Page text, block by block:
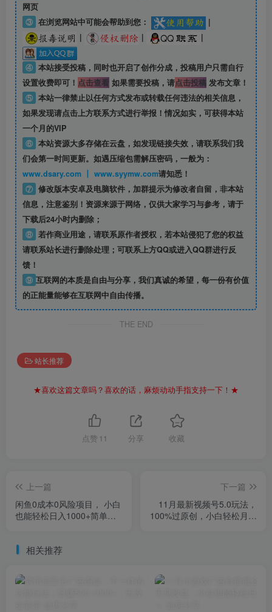
网页
③ 在浏览网站中可能会帮助到您：
|
|
| |
④ 本站接受投稿，同时也开启了创作分成，投稿用户只需自行
设置收费即可！ 点击查看如果需要投稿，请点击投稿发布文章！
⑤ 本站一律禁止以任何方式发布或转载任何违法的相关信息，
如果发现请点击上方联系方式进行举报！情况如实，可获得本站
一个月的VIP
⑥ 本站资源大多存储在云盘，如发现链接失效，请联系我们我
们会第一时间更新。如遇压缩包需解压密码，一般为：
www.dsary.com 丨 www.syymw.com请知悉！
⑦ 修改版本安卓及电脑软件，加群提示为修改者自留， 非本站
信息，注意鉴别！资源来源于网络，仅供大家学习与参考，请于
下载后24小时内删除；
⑧ 若作商业用途，请联系原作者授权，若本站侵犯了您的权益
请联系站长进行删除处理；可联系上方QQ或进入QQ群进行反
馈！
⑨ 互联网的本质是自由与分享，我们真诚的希望，每一份有价值
的正能量能够在互联网中自由传播。
THE END
站长推荐
★喜欢这篇文章吗？喜欢的话，麻烦动动手指支持一下！★
点赞 11 分享 收藏
上一篇
闲鱼0成本0风险项目， 小白
也能轻松日入1000+简单易
下一篇
11月最新视频号5.0玩法，
100%过原创，小白轻松月入
相关推荐